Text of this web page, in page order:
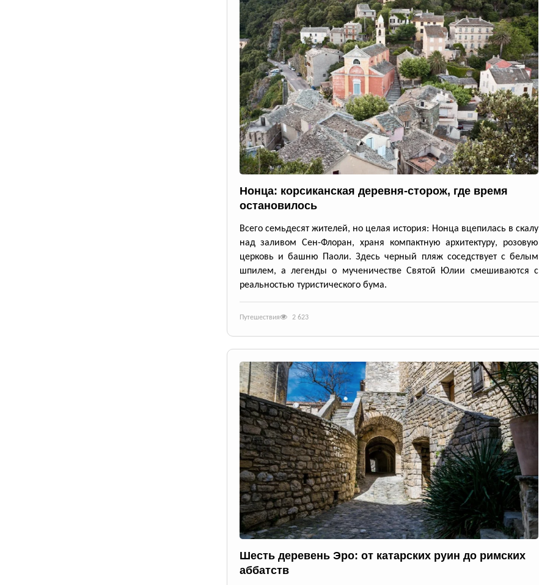
Нонца: корсиканская деревня-сторож, где время
остановилось
Всего семьдесят жителей, но целая история: Нонца вцепилась в скалу
над заливом Сен-Флоран, храня компактную архитектуру, розовую
церковь и башню Паоли. Здесь черный пляж соседствует с белым
шпилем, а легенды о мученичестве Святой Юлии смешиваются с
реальностью туристического бума.
Путешествия 2 623
Шесть деревень Эро: от катарских руин до римских
аббатств